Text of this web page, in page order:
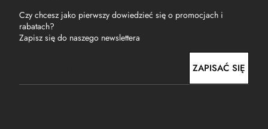
Czy chcesz jako pierwszy dowiedzieć się o promocjach i
rabatach?
Zapisz się do naszego newslettera
a
ZAPISAĆ SIĘ